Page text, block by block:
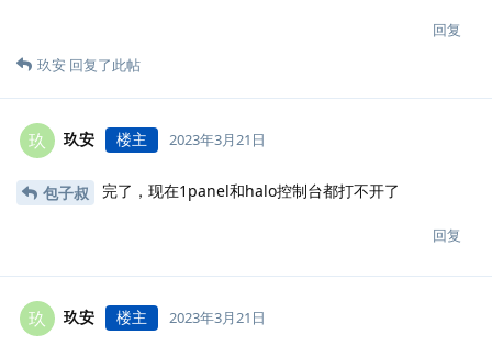
回复
玖安 回复了此帖
玖 玖安 楼主 2023年3月21日
包子叔 完了，现在1panel和halo控制台都打不开了
回复
玖 玖安 楼主 2023年3月21日